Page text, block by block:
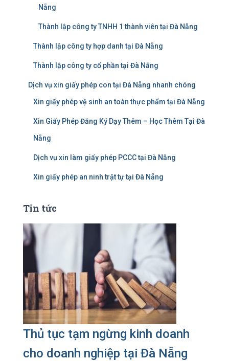
Nẵng
Thành lập công ty TNHH 1 thành viên tại Đà Nẵng
Thành lập công ty hợp danh tại Đà Nẵng
Thành lập công ty cổ phần tại Đà Nẵng
Dịch vụ xin giấy phép con tại Đà Nẵng nhanh chóng
Xin giấy phép vệ sinh an toàn thực phẩm tại Đà Nẵng
Xin Giấy Phép Đăng Ký Dạy Thêm – Học Thêm Tại Đà
Nẵng
Dịch vụ xin làm giấy phép PCCC tại Đà Nẵng
Xin giấy phép an ninh trật tự tại Đà Nẵng
Tin tức
Thủ tục tạm ngừng kinh doanh
cho doanh nghiệp tại Đà Nẵng